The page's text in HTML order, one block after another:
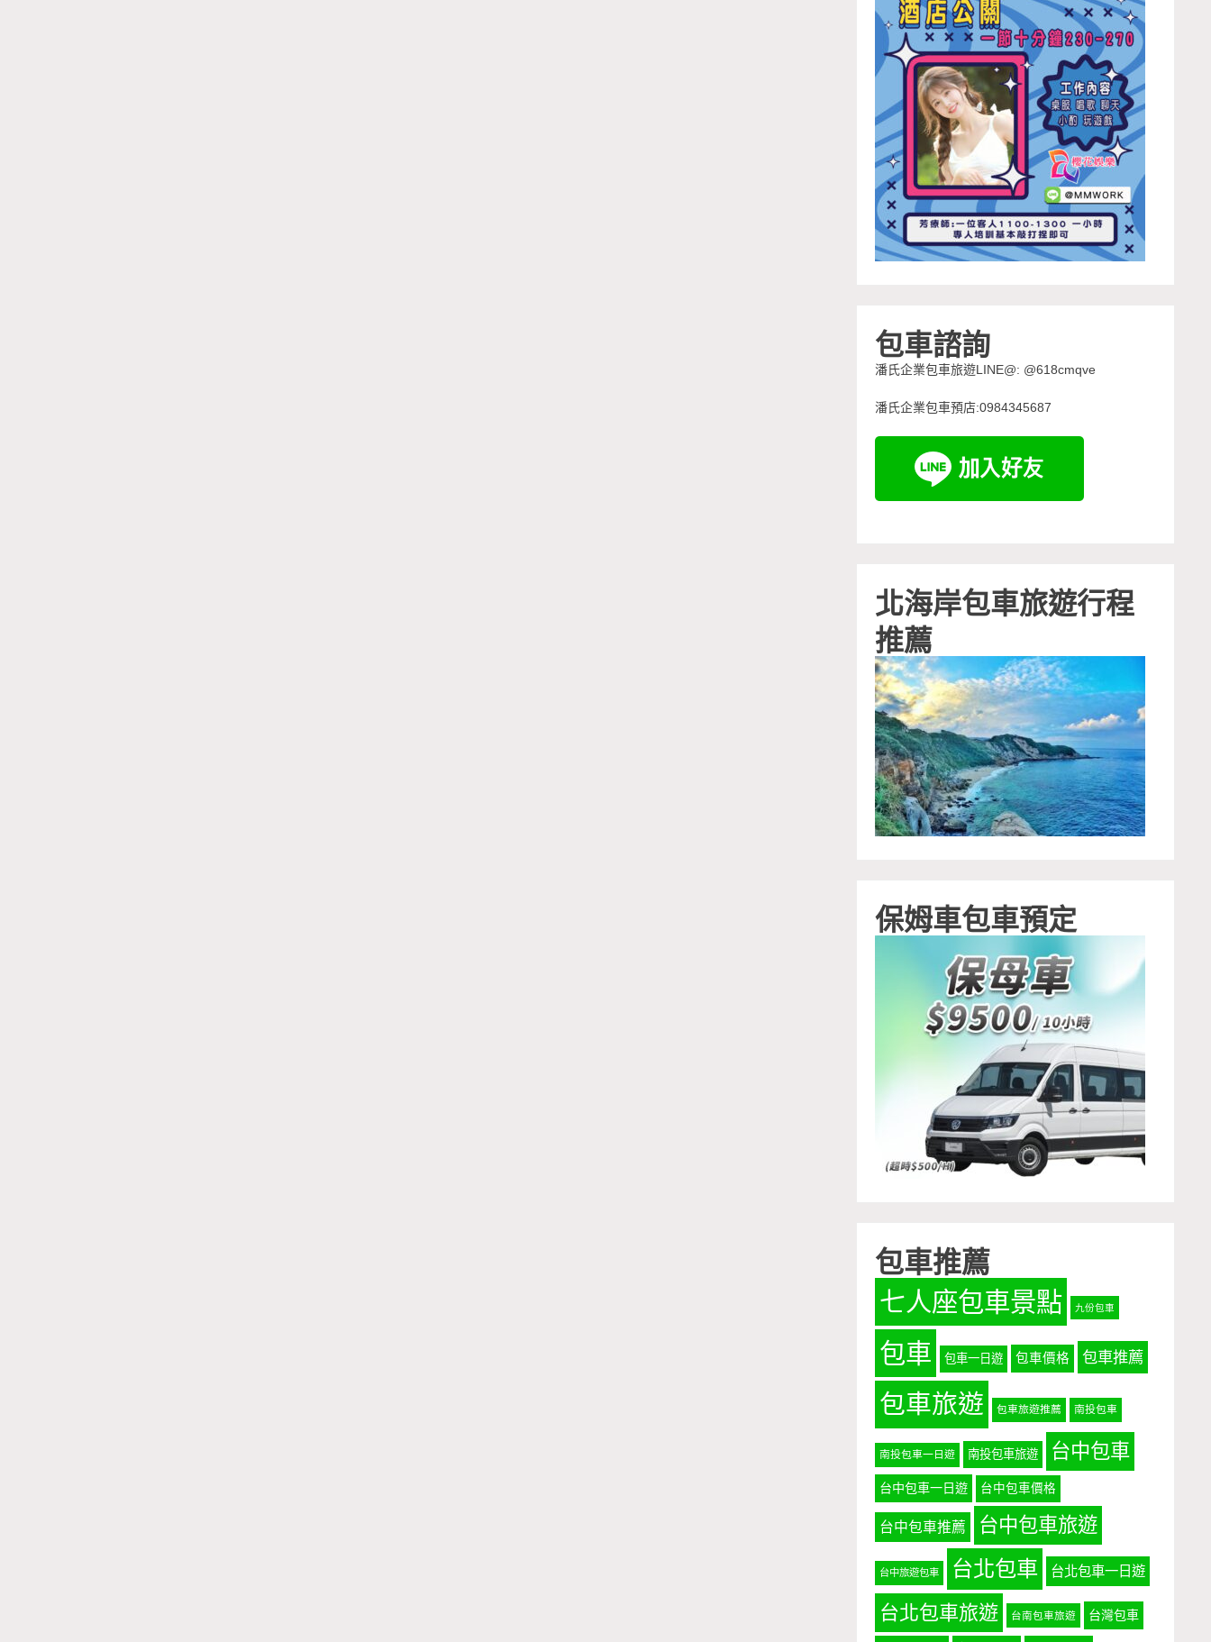
包車諮詢
潘氏企業包車旅遊LINE@: @618cmqve
潘氏企業包車預店:0984345687
北海岸包車旅遊行程
推薦
保姆車包車預定
包車推薦
七人座包車景點 九份包車
包車 包車一日遊 包車價格 包車推薦
包車旅遊 包車旅遊推薦 南投包車
南投包車一日遊 南投包車旅遊 台中包車
台中包車一日遊 台中包車價格
台中包車推薦 台中包車旅遊
台中旅遊包車 台北包車 台北包車一日遊
台北包車旅遊 台南包車旅遊 台灣包車